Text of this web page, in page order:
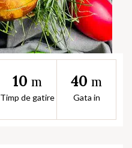
10 m
Timp de gatire
40 m
Gata in